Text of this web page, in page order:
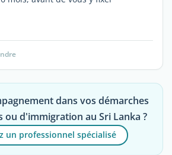
dans vos démarches
ou d'immigration au Sri Lanka ?
un professionnel spécialisé